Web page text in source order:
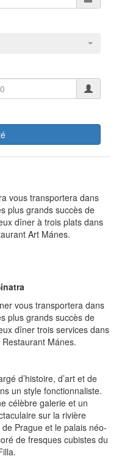
vous transportera dans
plus grands succès de
dîner à trois plats dans
Art Mánes.
vous transportera dans
plus grands succès de
dîner trois services dans
Mánes.
d’histoire, d’art et de
un style fonctionnaliste.
célèbre galerie et un
sur la rivière
Prague et le palais néo-
de fresques cubistes du